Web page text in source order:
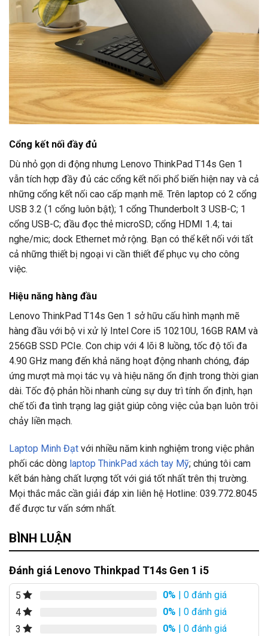
Cổng kết nối đầy đủ
Dù nhỏ gọn di động nhưng Lenovo ThinkPad T14s Gen 1
vẫn tích hợp đầy đủ các cổng kết nối phổ biến hiện nay và cả
những cổng kết nối cao cấp mạnh mẽ. Trên laptop có 2 cổng
USB 3.2 (1 cổng luôn bật); 1 cổng Thunderbolt 3 USB-C; 1
cổng USB-C; đầu đọc thẻ microSD; cổng HDMI 1.4; tai
nghe/mic; dock Ethernet mở rộng. Bạn có thể kết nối với tất
cả những thiết bị ngoại vi cần thiết để phục vụ cho công
việc.
Hiệu năng hàng đầu
Lenovo ThinkPad T14s Gen 1 sở hữu cấu hình mạnh mẽ
hàng đầu với bộ vi xử lý Intel Core i5 10210U, 16GB RAM và
256GB SSD PCIe. Con chip với 4 lõi 8 luồng, tốc độ tối đa
4.90 GHz mang đến khả năng hoạt động nhanh chóng, đáp
ứng mượt mà mọi tác vụ và hiệu năng ổn định trong thời gian
dài. Tốc độ phản hồi nhanh cùng sự duy trì tính ổn định, hạn
chế tối đa tình trạng lag giật giúp công việc của bạn luôn trôi
chảy liền mạch.
Laptop Minh Đạt với nhiều năm kinh nghiệm trong việc phân
phối các dòng laptop ThinkPad xách tay Mỹ; chúng tôi cam
kết bán hàng chất lượng tốt với giá tốt nhất trên thị trường.
Mọi thắc mắc cần giải đáp xin liên hệ Hotline: 039.772.8045
để được tư vấn sớm nhất.
BÌNH LUẬN
Đánh giá Lenovo Thinkpad T14s Gen 1 i5
5 0% | 0 đánh giá
4
0% | 0 đánh giá
3
0% | 0 đánh giá